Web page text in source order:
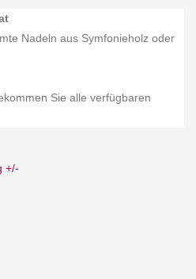
Nadeln aus Symfonieholz oder
Sie alle verfügbaren
+/-